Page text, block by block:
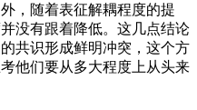
，随着表征解耦程度的提
没有跟着降低。这几点结论
共识形成鲜明冲突，这个方
他们要从多大程度上从头来